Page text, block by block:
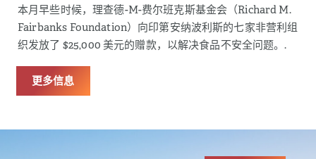
本月早些时候，理查德-M-费尔班克斯基金会（Richard M.
Fairbanks Foundation）向印第安纳波利斯的七家非营利组
织发放了 $25,000 美元的赠款，以解决食品不安全问题。.
更多信息